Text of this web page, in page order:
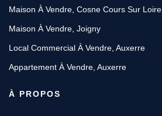
Maison À Vendre, Cosne Cours Sur Loire
Maison À Vendre, Joigny
Local Commercial À Vendre, Auxerre
Appartement À Vendre, Auxerre
À PROPOS